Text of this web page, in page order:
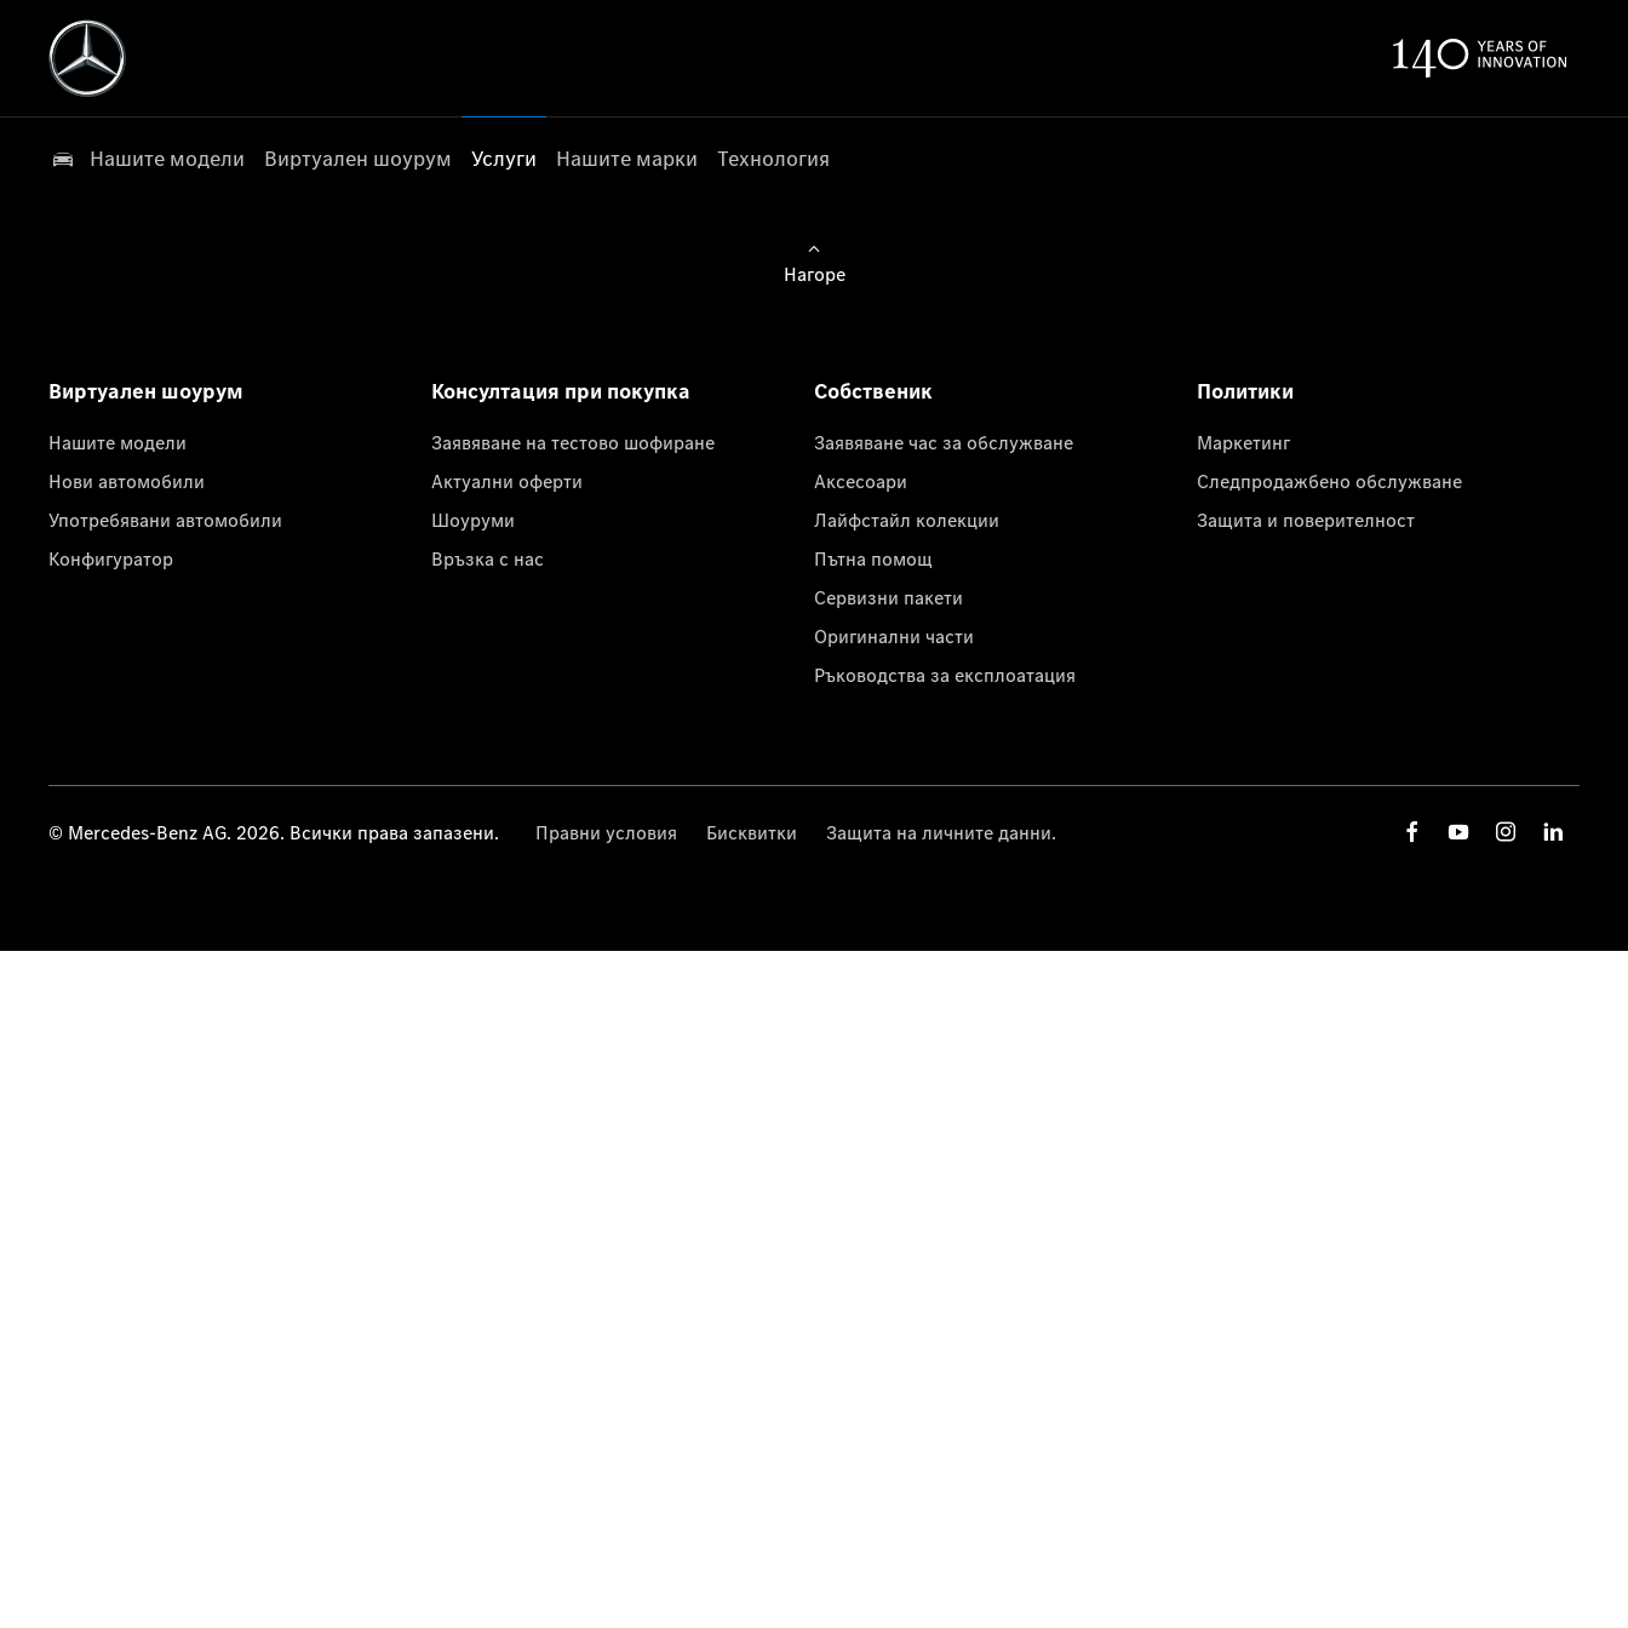
Нашите модели Виртуален шоурум Услуги Нашите марки Технология
Нагоре
Виртуален шоурум
Нашите модели
Нови автомобили
Употребявани автомобили
Конфигуратор
Консултация при покупка
Заявяване на тестово шофиране
Актуални оферти
Шоуруми
Връзка с нас
Собственик
Заявяване час за обслужване
Аксесоари
Лайфстайл колекции
Пътна помощ
Сервизни пакети
Оригинални части
Ръководства за експлоатация
Политики
Маркетинг
Следпродажбено обслужване
Защита и поверителност
© Mercedes-Benz AG. 2026. Всички права запазени. Правни условия Бисквитки Защита на личните данни.